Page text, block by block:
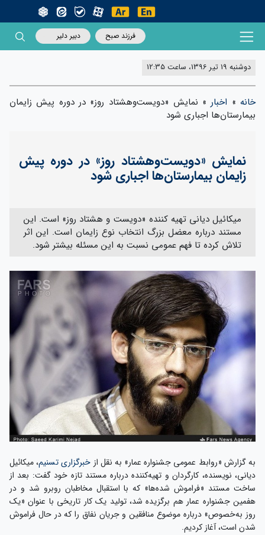
فرزند صبح دبیر دلیر
دوشنبه 19 تیر 1396، ساعت 12:35
خانه» اخبار » نمایش «دویست‌وهشتاد روز» در دوره پیش زایمان
بیمارستان‌ها اجباری شود
نمایش «دویست‌وهشتاد روز» در دوره پیش
زایمان بیمارستان‌ها اجباری شود
میکائیل دیانی تهیه کننده «دویست و هشتاد روز» است. این
مستند درباره معضل بزرگ انتخاب نوع زایمان است. این اثر
تلاش کرده تا فهم عمومی نسبت به این مسئله بیشتر شود.
به گزارش «روابط عمومی جشنواره عمار» به نقل از خبرگزاری تسنیم، میکائیل
دیانی، نویسنده، کارگردان و تهیه‌کننده درباره مستند تازه خود گفت: بعد از
ساخت مستند «فراموش شده‌ها» که با استقبال مخاطبان روبرو شد و در
هفمین جشنواره عمار هم برگزیده شد، تولید یک کار تاریخی با عنوان «یک
روز به‌خصوص» درباره موضوع منافقین و جریان نفاق را که در حال فراموش
شدن است، آغاز کردیم.